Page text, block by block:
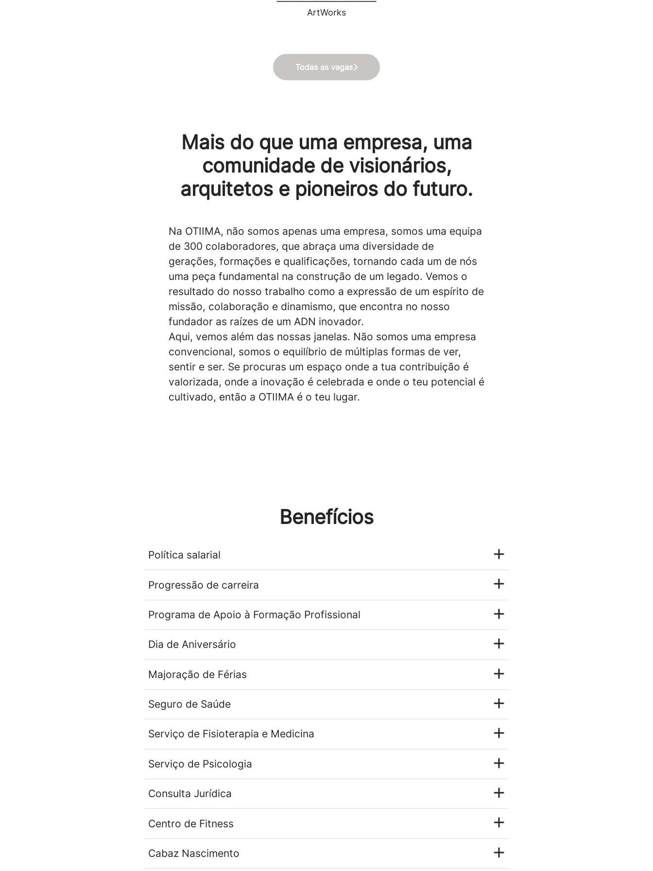
ArtWorks
Todas as vagas
Mais do que uma empresa, uma
comunidade de visionários,
arquitetos e pioneiros do futuro.
Na OTIIMA, não somos apenas uma empresa, somos uma equipa
de 300 colaboradores, que abraça uma diversidade de
gerações, formações e qualificações, tornando cada um de nós
uma peça fundamental na construção de um legado. Vemos o
resultado do nosso trabalho como a expressão de um espírito de
missão, colaboração e dinamismo, que encontra no nosso
fundador as raízes de um ADN inovador.
Aqui, vemos além das nossas janelas. Não somos uma empresa
convencional, somos o equilíbrio de múltiplas formas de ver,
sentir e ser. Se procuras um espaço onde a tua contribuição é
valorizada, onde a inovação é celebrada e onde o teu potencial é
cultivado, então a OTIIMA é o teu lugar.
Benefícios
Política salarial
Progressão de carreira
Programa de Apoio à Formação Profissional
Dia de Aniversário
Majoração de Férias
Seguro de Saúde
Serviço de Fisioterapia e Medicina
Serviço de Psicologia
Consulta Jurídica
Centro de Fitness
Cabaz Nascimento